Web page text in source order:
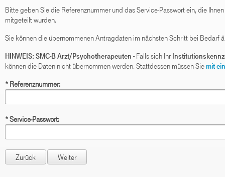
Bitte geben Sie die Referenznummer und das Service-Passwort ein, die
mitgeteilt wurden.
Sie können die übernommenen Antragdaten im nächsten Schritt bei Bedarf
HINWEIS: SMC-B Arzt/Psychotherapeuten -Falls sich Ihr
können die Daten nicht übernommen werden. Stattdessen müssen Sie mit
* Referenznummer:
*Service-Passwort: